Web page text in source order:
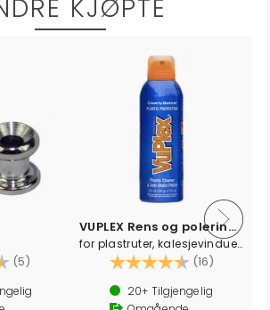
KJØPTE
(5) 4.6 av 5 mulige
VUPLEX Rens og poleringsmiddel
for plastruter, kalesjevinduer m.m
Karakter: (16)
20+ Tilgjengelig